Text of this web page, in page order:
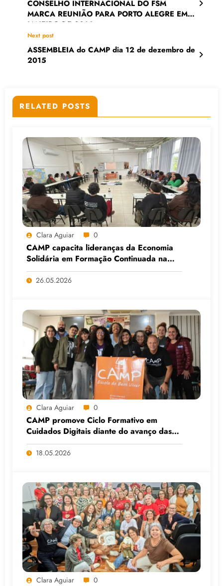
CONSELHO INTERNACIONAL DO FSM
MARCA REUNIÃO PARA PORTO ALEGRE EM
JANEIRO DE 2016
Next post
ASSEMBLEIA do CAMP dia 12 de dezembro de
2015
RELATED POSTS
Clara Aguiar 0
CAMP capacita lideranças da Economia
Solidária em Formação Continuada na
Faculdade do Assentamento do MST, em
Viamão (RS)
26.05.2026
Clara Aguiar 0
CAMP promove Ciclo Formativo em
Cuidados Digitais diante do avanço das
Big Techs e da IA
18.05.2026
Clara Aguiar 0